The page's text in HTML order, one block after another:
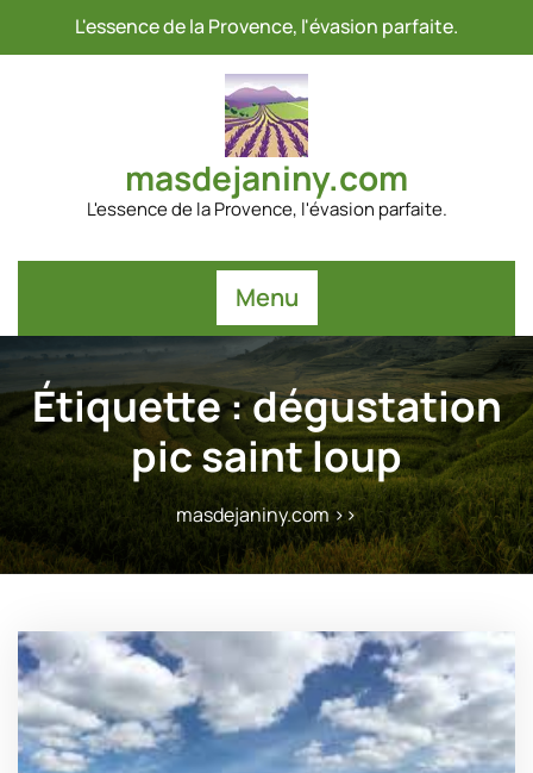
L'essence de la Provence, l'évasion parfaite.
masdejaniny.com
L'essence de la Provence, l'évasion parfaite.
Menu
Étiquette :dégustation
pic saint loup
masdejaniny.com>>